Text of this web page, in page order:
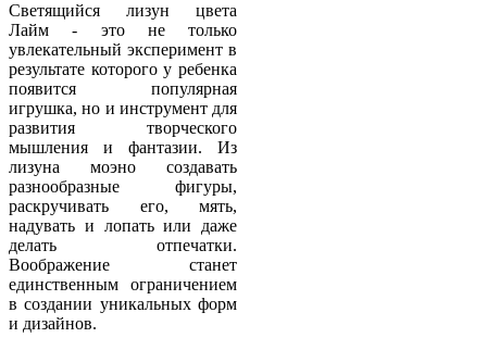
Светящийся лизун цвета
Лайм - это не только
увлекательный эксперимент в
результате которого у ребенка
появится популярная
игрушка, но и инструмент для
развития творческого
мышления и фантазии. Из
лизуна моэно создавать
разнообразные фигуры,
раскручивать его, мять,
надувать и лопать или даже
делать отпечатки.
Воображение станет
единственным ограничением
в создании уникальных форм
и дизайнов.